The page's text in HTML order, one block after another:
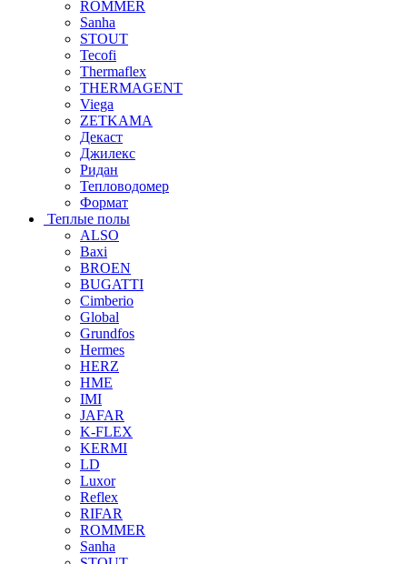
ROMMER
Sanha
STOUT
Tecofi
Thermaflex
THERMAGENT
Viega
ZETKAMA
Декаст
Джилекс
Ридан
Тепловодомер
Формат
Теплые полы
ALSO
Baxi
BROEN
BUGATTI
Cimberio
Global
Grundfos
Hermes
HERZ
HME
IMI
JAFAR
K-FLEX
KERMI
LD
Luxor
Reflex
RIFAR
ROMMER
Sanha